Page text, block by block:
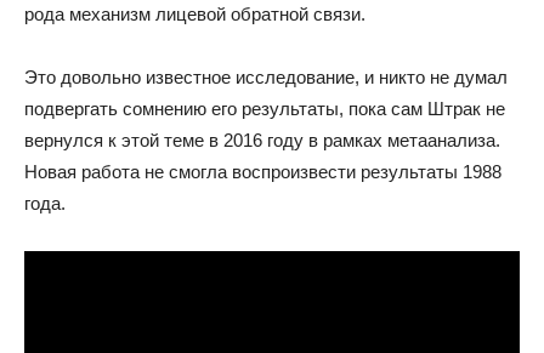
рода механизм лицевой обратной связи.
Это довольно известное исследование, и никто не думал
подвергать сомнению его результаты, пока сам Штрак не
вернулся к этой теме в 2016 году в рамках метаанализа.
Новая работа не смогла воспроизвести результаты 1988
года.